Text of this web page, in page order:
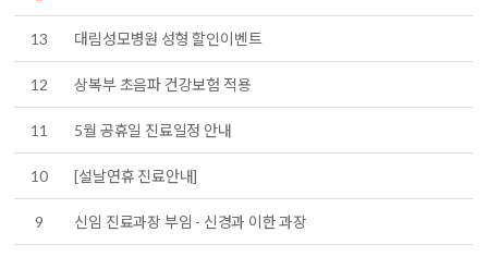
13 대림성모병원 성형 할인이벤트
12 상복부 초음파 건강보험 적용
11 5월 공휴일 진료일정 안내
10 [설날연휴 진료안내]
9 신임 진료과장 부임 - 신경과 이한 과장